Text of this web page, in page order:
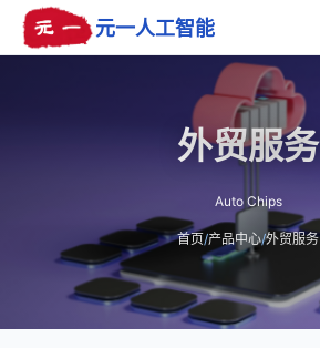
元一人工智能
外贸服务
Auto Chips
首页/产品中心/外贸服务